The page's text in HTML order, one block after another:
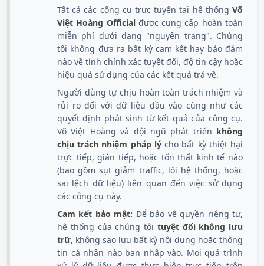
Tất cả các công cụ trực tuyến tại hệ thống Võ
Việt Hoàng Officialđược cung cấp hoàn toàn
miễn phí dưới dạng "nguyên trạng". Chúng
tôi không đưa ra bất kỳ cam kết hay bảo đảm
nào về tính chính xác tuyệt đối, độ tin cậy hoặc
hiệu quả sử dụng của các kết quả trả về.
Người dùng tự chịu hoàn toàn trách nhiệm và
rủi ro đối với dữ liệu đầu vào cũng như các
quyết định phát sinh từ kết quả của công cụ.
Võ Việt Hoàng và đội ngũ phát triển không
chịu trách nhiệm pháp lýcho bất kỳ thiệt hại
trực tiếp, gián tiếp, hoặc tổn thất kinh tế nào
(bao gồm sụt giảm traffic, lỗi hệ thống, hoặc
sai lệch dữ liệu) liên quan đến việc sử dụng
các công cụ này.
Cam kết bảo mật: Để bảo vệ quyền riêng tư,
hệ thống của chúng tôi tuyệt đối không lưu
trữ, không sao lưu bất kỳ nội dung hoặc thông
tin cá nhân nào bạn nhập vào. Mọi quá trình